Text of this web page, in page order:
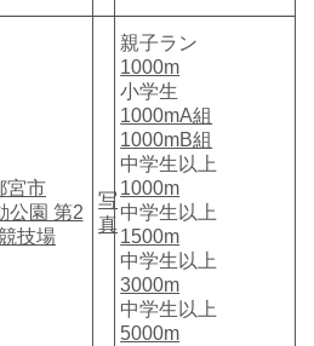
宮市
公園 第2
技場
写
真
親子ラン
1000m
小学生
1000mA組
1000mB組
中学生以上
1000m
中学生以上
1500m
中学生以上
3000m
中学生以上
5000m